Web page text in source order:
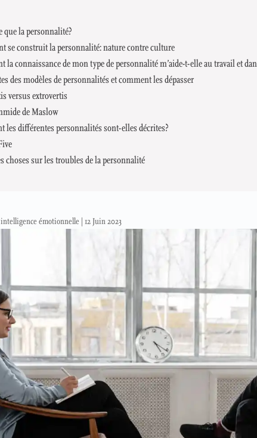
que la personnalité?
se construit la personnalité: nature contre culture
la connaissance de mon type de personnalité m’aide-t-elle au travail et
des modèles de personnalités et comment les dépasser
versus extrovertis
de Maslow
les différentes personnalités sont-elles décrites?
choses sur les troubles de la personnalité
émotionnelle 12 Juin 2023